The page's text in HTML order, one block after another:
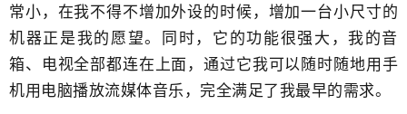
常小，在我不得不增加外设的时候，增加一台小尺寸的
机器正是我的愿望。同时，它的功能很强大，我的音
箱、电视全部都连在上面，通过它我可以随时随地用手
机用电脑播放流媒体音乐，完全满足了我最早的需求。